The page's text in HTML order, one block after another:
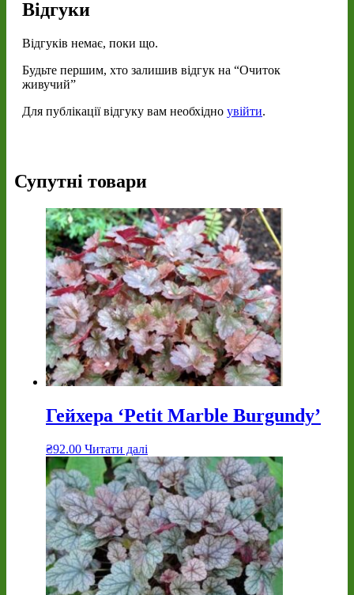
Відгуки
Відгуків немає, поки що.
Будьте першим, хто залишив відгук на “Очиток
живучий”
Для публікації відгуку вам необхідно увійти.
Супутні товари
Гейхера ‘Petit Marble Burgundy’
₴92.00 Читати далі